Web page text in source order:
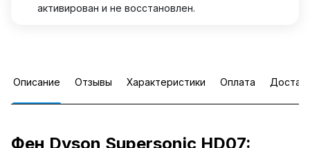
активирован и не восстановлен.
Описание Отзывы Характеристики Оплата
Фен Dyson Supersonic HD07: